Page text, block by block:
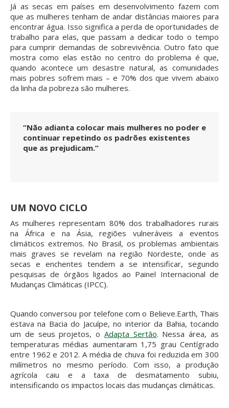
Já as secas em países em desenvolvimento fazem com
que as mulheres tenham de andar distâncias maiores para
encontrar água. Isso significa a perda de oportunidades de
trabalho para elas, que passam a dedicar todo o tempo
para cumprir demandas de sobrevivência. Outro fato que
mostra como elas estão no centro do problema é que,
quando acontece um desastre natural, as comunidades
mais pobres sofrem mais – e 70% dos que vivem abaixo
da linha da pobreza são mulheres.
“Não adianta colocar mais mulheres no poder e
continuar repetindo os padrões existentes
que as prejudicam.”
UM NOVO CICLO
As mulheres representam 80% dos trabalhadores rurais
na África e na Ásia, regiões vulneráveis a eventos
climáticos extremos. No Brasil, os problemas ambientais
mais graves se revelam na região Nordeste, onde as
secas e enchentes tendem a se intensificar, segundo
pesquisas de órgãos ligados ao Painel Internacional de
Mudanças Climáticas (IPCC).
Quando conversou por telefone com o Believe.Earth, Thais
estava na Bacia do Jacuípe, no interior da Bahia, tocando
um de seus projetos, o Adapta Sertão. Nessa área, as
temperaturas médias aumentaram 1,75 grau Centígrado
entre 1962 e 2012. A média de chuva foi reduzida em 300
milímetros no mesmo período. Com isso, a produção
agrícola caiu e a taxa de desmatamento subiu,
intensificando os impactos locais das mudanças climáticas.